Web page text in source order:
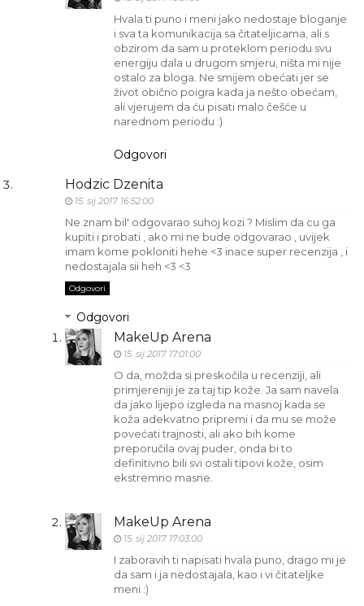
Hvala ti puno i meni jako nedostaje bloganje
i sva ta komunikacija sa čitateljicama, ali s
obzirom da sam u proteklom periodu svu
energiju dala u drugom smjeru, ništa mi nije
ostalo za bloga. Ne smijem obećati jer se
život obično poigra kada ja nešto obećam,
ali vjerujem da ću pisati malo češće u
narednom periodu :)
Odgovori
Hodzic Dzenita
15. sij 2017. 16:52:00
Ne znam bil' odgovarao suhoj kozi ? Mislim da cu ga
kupiti i probati , ako mi ne bude odgovarao , uvijek
imam kome pokloniti hehe <3 inace super recenzija , i
nedostajala sii heh <3 <3
Odgovori
Odgovori
MakeUp Arena
15. sij 2017. 17:01:00
O da, možda si preskočila u recenziji, ali
primjereniji je za taj tip kože. Ja sam navela
da jako lijepo izgleda na masnoj kada se
koža adekvatno pripremi i da mu se može
povećati trajnosti, ali ako bih kome
preporučila ovaj puder, onda bi to
definitivno bili svi ostali tipovi kože, osim
ekstremno masne.
MakeUp Arena
15. sij 2017. 17:03:00
I zaboravih ti napisati hvala puno, drago mi je
da sam i ja nedostajala, kao i vi čitateljke
meni :)